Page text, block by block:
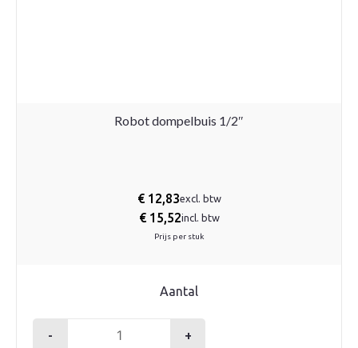
Robot dompelbuis 1/2″
€12,83excl. btw
€15,52incl. btw
Prijs per stuk
Aantal
- +